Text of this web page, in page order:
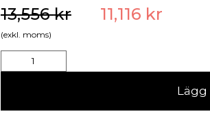
13,556kr 11,116 kr
(exkl. moms)
Lägg